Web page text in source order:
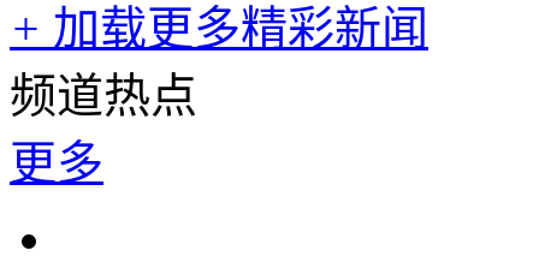
+ 加载更多精彩新闻
频道热点
更多